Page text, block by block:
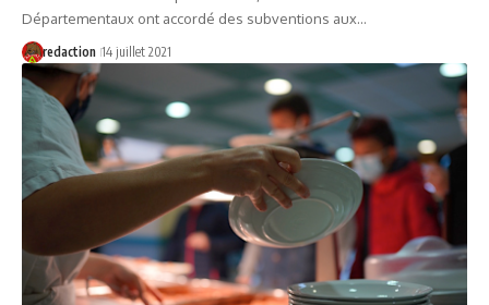
Départementaux ont accordé des subventions aux…
redaction 14 juillet 2021